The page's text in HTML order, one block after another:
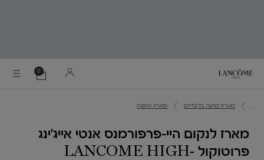
הסל
0
...
מארזי מתנה בלעדיים מארזי טיפוח
מארז לנקום היי-פרפורמנס אנטי אייג'ינג
פרוטוקול ​LANCOME HIGH-